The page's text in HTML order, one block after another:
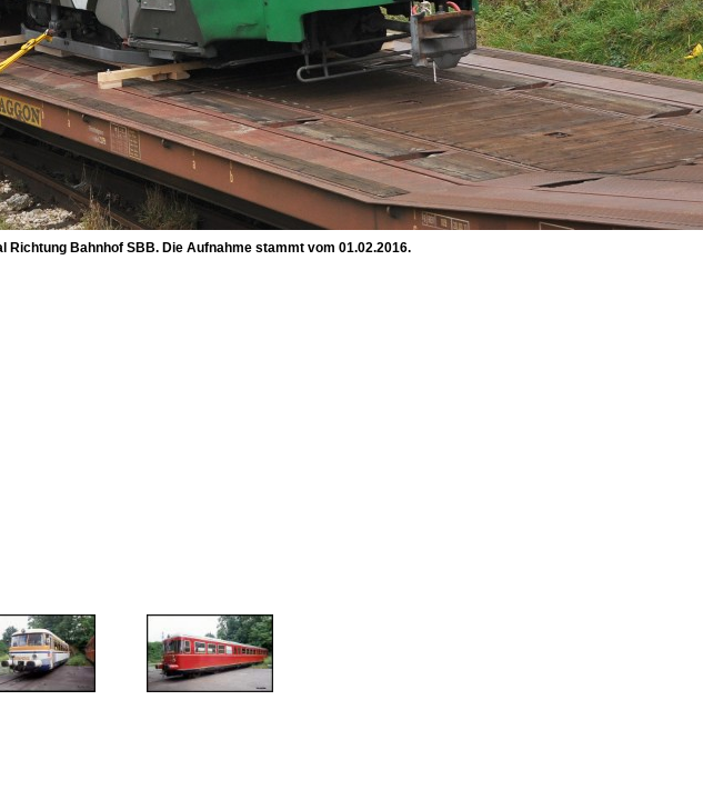
Bahnhof SBB. Die Aufnahme stammt vom 01.02.2016.